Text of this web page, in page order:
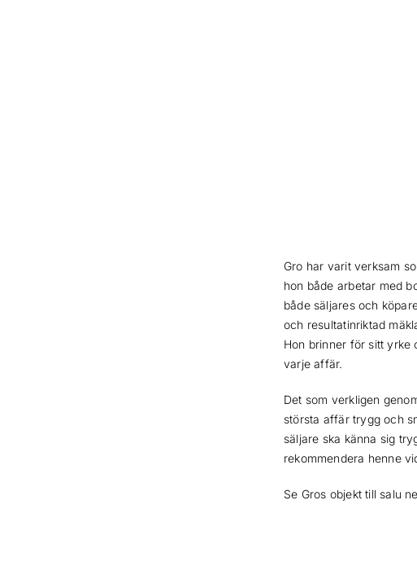
Gro har varit verksam
hon både arbetar med
både säljares och
och resultatinriktad
Hon brinner för sitt yrke
varje affär.
Det som verkligen
största affär trygg och
säljare ska känna sig
rekommendera henne
Se Gros objekt till salu